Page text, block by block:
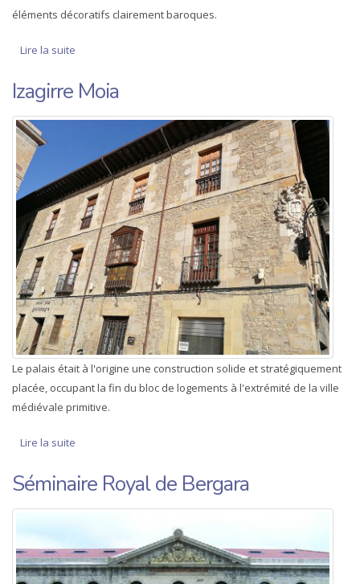
éléments décoratifs clairement baroques.
Lire la suite
Izagirre Moia
Le palais était à l'origine une construction solide et stratégiquement
placée, occupant la fin du bloc de logements à l'extrémité de la ville
médiévale primitive.
Lire la suite
Séminaire Royal de Bergara